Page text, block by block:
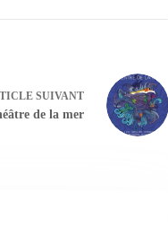
SUIVANT
de la mer